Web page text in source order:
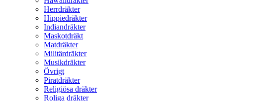
Herrdräkter
Hippiedräkter
Indiandräkter
Maskotdräkt
Matdräkter
Militärdräkter
Musikdräkter
Övrigt
Piratdräkter
Religiösa dräkter
Roliga dräkter